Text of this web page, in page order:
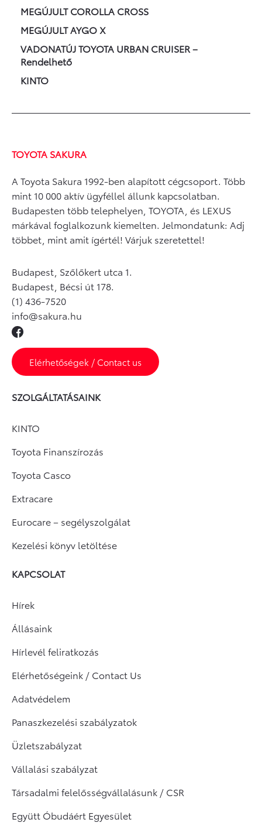
MEGÚJULT COROLLA CROSS
MEGÚJULT AYGO X
VADONATÚJ TOYOTA URBAN CRUISER –
Rendelhető
KINTO
TOYOTA SAKURA
A Toyota Sakura 1992-ben alapított cégcsoport. Több
mint 10 000 aktív ügyféllel állunk kapcsolatban.
Budapesten több telephelyen, TOYOTA, és LEXUS
márkával foglalkozunk kiemelten. Jelmondatunk: Adj
többet, mint amit ígértél! Várjuk szeretettel!
Budapest, Szőlőkert utca 1.
Budapest, Bécsi út 178.
(1) 436-7520
info@sakura.hu
Elérhetőségek / Contact us
SZOLGÁLTATÁSAINK
KINTO
Toyota Finanszírozás
Toyota Casco
Extracare
Eurocare – segélyszolgálat
Kezelési könyv letöltése
KAPCSOLAT
Hírek
Állásaink
Hírlevél feliratkozás
Elérhetőségeink / Contact Us
Adatvédelem
Panaszkezelési szabályzatok
Üzletszabályzat
Vállalási szabályzat
Társadalmi felelősségvállalásunk / CSR
Együtt Óbudáért Egyesület